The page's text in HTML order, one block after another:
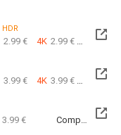
HDR
2.99 € 4K 2.99 €
3.99 € 4K 3.99 €
3.99 € Compra: SD